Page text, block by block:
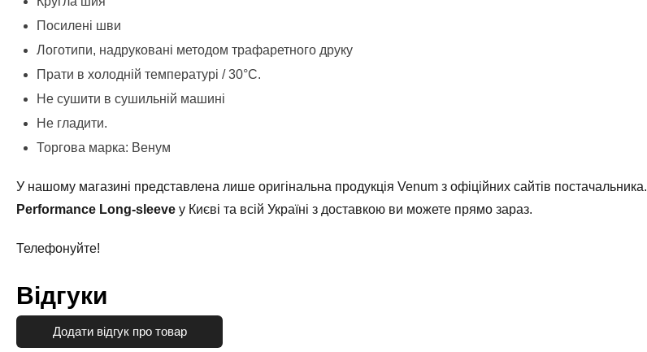
Посилені шви
Логотипи, надруковані методом трафаретного друку
Прати в холодній температурі / 30°C.
Не сушити в сушильній машині
Не гладити.
Торгова марка: Венум
У нашому магазині представлена лише оригінальна продукція Venum з офіційних сайтів постачальника.
Performance Long-sleeve у Києві та всій Україні з доставкою ви можете прямо зараз.
Телефонуйте!
Відгуки
Додати відгук про товар